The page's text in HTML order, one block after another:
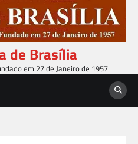
de Brasília
em 27 de Janeiro de 1957